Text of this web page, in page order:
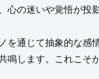
心の迷いや覚悟が投
を通じて抽象的な感
鳴します。これこそ